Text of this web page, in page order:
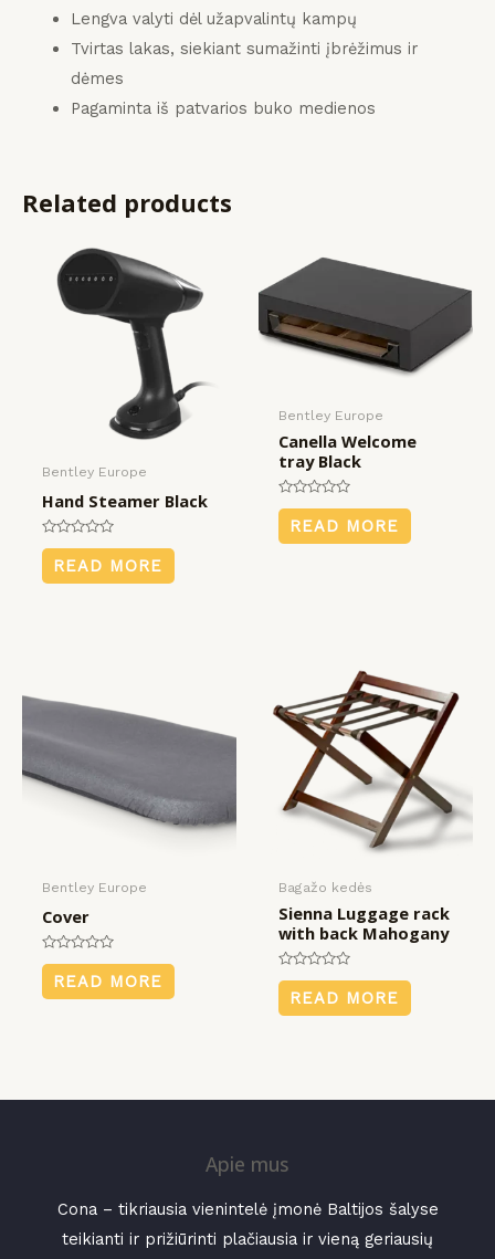
Lengva valyti dėl užapvalintų kampų
Tvirtas lakas, siekiant sumažinti įbrėžimus ir
dėmes
Pagaminta iš patvarios buko medienos
Related products
Bentley Europe
Hand Steamer Black
Rated
out
of
READ MORE
Bentley Europe
Canella Welcome
tray Black
Rated
out
of
READ MORE
Bentley Europe
Cover
Rated
out
of
READ MORE
Bagažo kedės
Sienna Luggage rack
with back Mahogany
Rated
out
of
READ MORE
Apie mus
Cona – tikriausia vienintelė įmonė Baltijos šalyse
teikianti ir prižiūrinti plačiausia ir vieną geriausių